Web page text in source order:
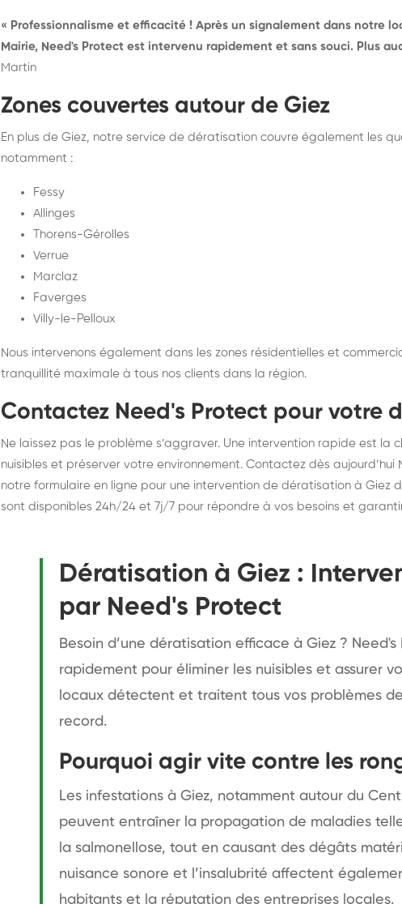
« Professionnalisme et efficacité ! Après un signalement dans notre
Mairie, Need's Protect est intervenu rapidement et sans souci. Plus
Martin
Zones couvertes autour de Giez
En plus de Giez, notre service de dératisation couvre également les
notamment :
Fessy
Allinges
Thorens-Gérolles
Verrue
Marclaz
Faverges
Villy-le-Pelloux
Nous intervenons également dans les zones résidentielles et
tranquillité maximale à tous nos clients dans la région.
Contactez Need's Protect pour votre
Ne laissez pas le problème s’aggraver. Une intervention rapide est la
nuisibles et préserver votre environnement. Contactez dès aujourd’hui
notre formulaire en ligne pour une intervention de dératisation à Giez
sont disponibles 24h/24 et 7j/7 pour répondre à vos besoins et
Dératisation à Giez :
par Need's Protect
Besoin d’une dératisation efficace à Giez ?
rapidement pour éliminer les nuisibles et assurer
locaux détectent et traitent tous vos problèmes
record.
Pourquoi agir vite contre les
Les infestations à Giez, notamment autour du
peuvent entraîner la propagation de maladies
la salmonellose, tout en causant des dégâts
nuisance sonore et l’insalubrité affectent
habitants et la réputation des entreprises locales.